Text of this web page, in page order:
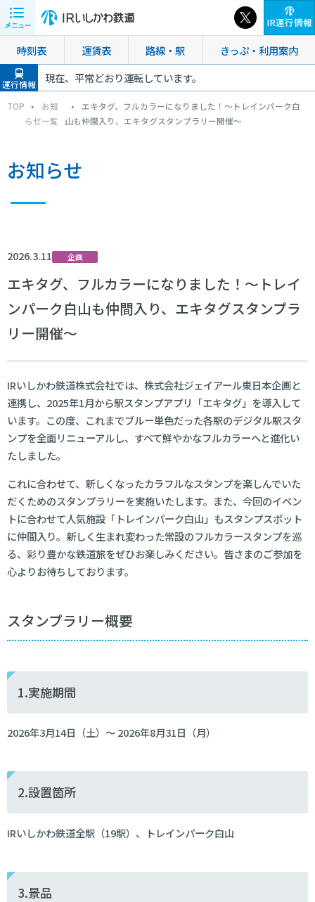
IR運行情報
時刻表 運賃表 路線・駅 きっぷ・利用案内
運行情報 現在、平常どおり運転しています。
TOP
お知
らせ一覧
エキタグ、フルカラーになりました！～トレインパーク白
山も仲間入り、エキタグスタンプラリー開催～
お知らせ
2026.3.11 企画
エキタグ、フルカラーになりました！～トレイ
ンパーク白山も仲間入り、エキタグスタンプラ
リー開催～
IRいしかわ鉄道株式会社では、株式会社ジェイアール東日本企画と
連携し、2025年1月から駅スタンプアプリ「エキタグ」を導入して
います。この度、これまでブルー単色だった各駅のデジタル駅スタ
ンプを全面リニューアルし、すべて鮮やかなフルカラーへと進化い
たしました。
これに合わせて、新しくなったカラフルなスタンプを楽しんでいた
だくためのスタンプラリーを実施いたします。また、今回のイベン
トに合わせて人気施設「トレインパーク白山」もスタンプスポット
に仲間入り。新しく生まれ変わった常設のフルカラースタンプを巡
る、彩り豊かな鉄道旅をぜひお楽しみください。皆さまのご参加を
心よりお待ちしております。
スタンプラリー概要
1.実施期間
2026年3月14日（土）～ 2026年8月31日（月）
2.設置箇所
IRいしかわ鉄道全駅（19駅）、トレインパーク白山
3.景品